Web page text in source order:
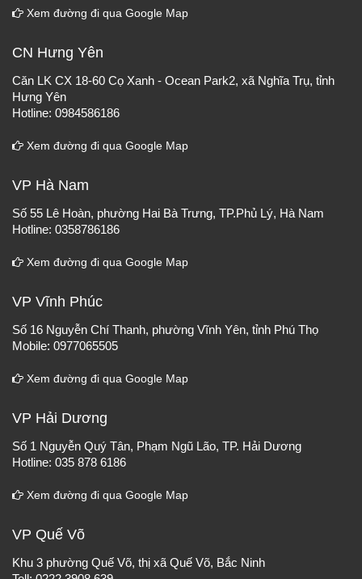
Xem đường đi qua Google Map
CN Hưng Yên
Căn LK CX 18-60 Cọ Xanh - Ocean Park2, xã Nghĩa Trụ, tỉnh
Hưng Yên
Hotline: 0984586186
Xem đường đi qua Google Map
VP Hà Nam
Số 55 Lê Hoàn, phường Hai Bà Trưng, TP.Phủ Lý, Hà Nam
Hotline: 0358786186
Xem đường đi qua Google Map
VP Vĩnh Phúc
Số 16 Nguyễn Chí Thanh, phường Vĩnh Yên, tỉnh Phú Thọ
Mobile: 0977065505
Xem đường đi qua Google Map
VP Hải Dương
Số 1 Nguyễn Quý Tân, Phạm Ngũ Lão, TP. Hải Dương
Hotline: 035 878 6186
Xem đường đi qua Google Map
VP Quế Võ
Khu 3 phường Quế Võ, thị xã Quế Võ, Bắc Ninh